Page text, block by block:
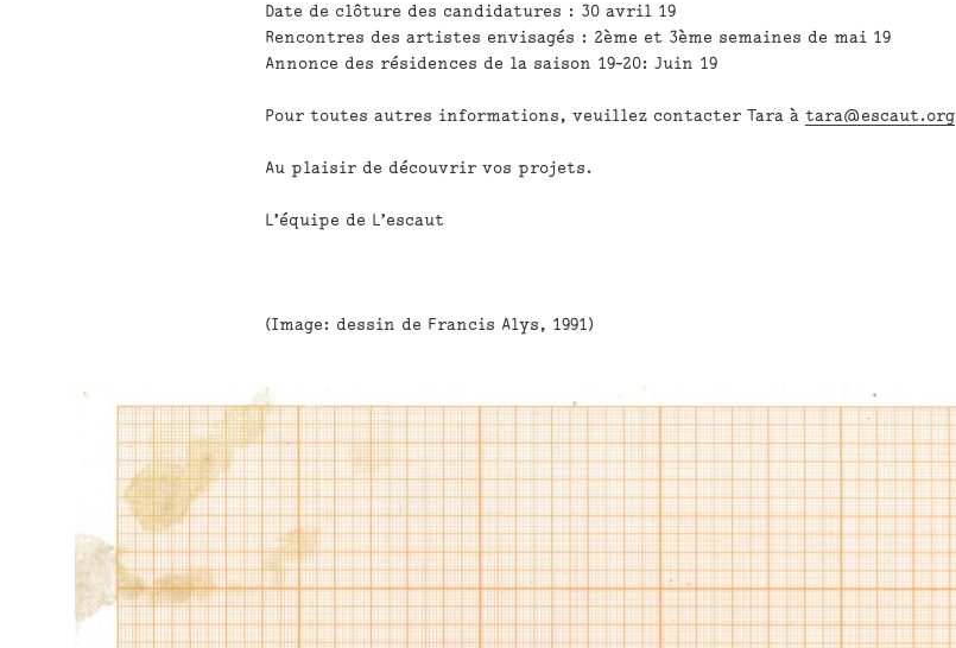
Date de clôture des candidatures : 30 avril 19
Rencontres des artistes envisagés : 2ème et 3ème semaines de mai 19
Annonce des résidences de la saison 19-20: Juin 19
Pour toutes autres informations, veuillez contacter Tara àtara@escaut.org
Au plaisir de découvrir vos projets.
L’équipe de L’escaut
(Image: dessin de Francis Alys, 1991)